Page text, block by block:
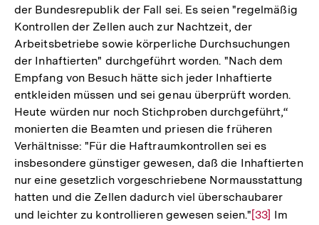
der Bundesrepublik der Fall sei. Es seien "regelmäßig
Kontrollen der Zellen auch zur Nachtzeit, der
Arbeitsbetriebe sowie körperliche Durchsuchungen
der Inhaftierten" durchgeführt worden. "Nach dem
Empfang von Besuch hätte sich jeder Inhaftierte
entkleiden müssen und sei genau überprüft worden.
Heute würden nur noch Stichproben durchgeführt,“
monierten die Beamten und priesen die früheren
Verhältnisse: "Für die Haftraumkontrollen sei es
insbesondere günstiger gewesen, daß die Inhaftierten
nur eine gesetzlich vorgeschriebene Normausstattung
hatten und die Zellen dadurch viel überschaubarer
und leichter zu kontrollieren gewesen seien."Zur
[33] Im